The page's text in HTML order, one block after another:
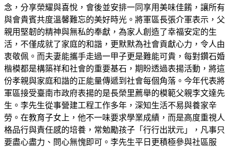
念，分享榮耀與喜悅，會後並安排一同享用美味佳餚，讓所有
與會貴賓共度溫馨難忘的美好時光。將軍區長張介軍表示，父
親用堅韌的精神與無私的奉獻，為家人創造了幸福安定的生
活，不僅成就了家庭的和諧，更默默為社會貢獻心力，令人由
衷敬佩。而夫妻能攜手走過一甲子更是難能可貴，每對鑽石婚
楷模都是構築祥和社會的重要基石，期盼透過表揚活動，將這
份孝親與家庭和諧的正能量傳遞到社會每個角落。今年代表將
軍區接受臺南市政府表揚的是長榮里薦舉的模範父親李文達先
生。李先生從事營建工程工作多年，深知生活不易與養家辛
勞。在教育子女上，他不一味要求學業成績，而是高度重視人
格品行與責任感的培養，常勉勵孩子「行行出狀元」，凡事只
要盡心盡力、問心無愧即可。李先生平日更積極參與社區服